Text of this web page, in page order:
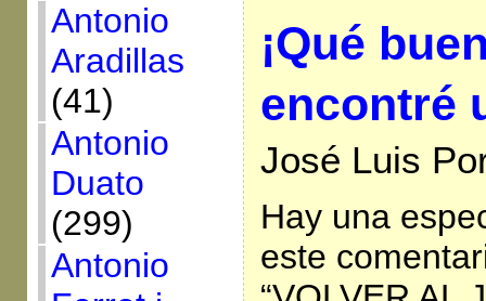
Antonio
Aradillas
(41)
Antonio
Duato
(299)
Antonio
¡Qué
encontré
José Luis
Hay una
este